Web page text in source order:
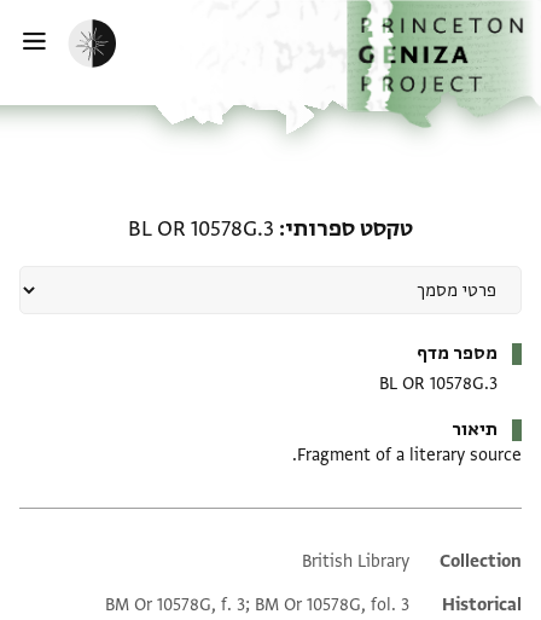
דילוג לתוכן
דף הבית
הפעלת מצב כהה
טקסט ספרותי BL OR 10578G.3
מספר מדף
BL OR 10578G.3
תיאור
Fragment of a literary source.
Additional metadata
Collection
British Library
Historical
BM Or 10578G, f. 3; BM Or 10578G, fol. 3